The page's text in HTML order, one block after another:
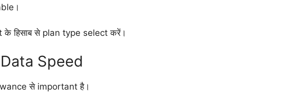
हिसाब से plan type select करें।
Speed
से important है।